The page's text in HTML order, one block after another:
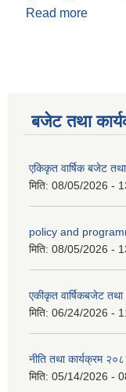
Read more
बजेट तथा
एकिकृत वार्षिक बजेट
मिति: 08/05/2026 -
policy and
मिति: 08/05/2026 -
एकीकृत वार्षिकबजेट
मिति: 06/24/2026 -
नीति तथा कार्यक्रम
मिति: 05/14/2026 -